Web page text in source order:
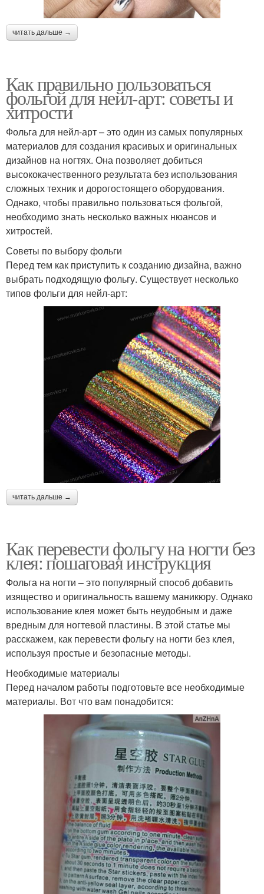
читать дальше →
Как правильно пользоваться
фольгой для нейл-арт: советы и
хитрости
Фольга для нейл-арт – это один из самых популярных
материалов для создания красивых и оригинальных
дизайнов на ногтях. Она позволяет добиться
высококачественного результата без использования
сложных техник и дорогостоящего оборудования.
Однако, чтобы правильно пользоваться фольгой,
необходимо знать несколько важных нюансов и
хитростей.
Советы по выбору фольги
Перед тем как приступить к созданию дизайна, важно
выбрать подходящую фольгу. Существует несколько
типов фольги для нейл-арт:
читать дальше →
Как перевести фольгу на ногти без
клея: пошаговая инструкция
Фольга на ногти – это популярный способ добавить
изящество и оригинальность вашему маникюру. Однако
использование клея может быть неудобным и даже
вредным для ногтевой пластины. В этой статье мы
расскажем, как перевести фольгу на ногти без клея,
используя простые и безопасные методы.
Необходимые материалы
Перед началом работы подготовьте все необходимые
материалы. Вот что вам понадобится: